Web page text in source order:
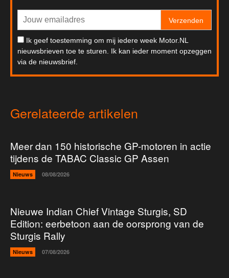
Verzenden
Ik geef toestemming om mij iedere week Motor.NL
nieuwsbrieven toe te sturen. Ik kan ieder moment opzeggen
via de nieuwsbrief.
Gerelateerde artikelen
Meer dan 150 historische GP-motoren in actie
tijdens de TABAC Classic GP Assen
Nieuws 08/08/2026
Nieuwe Indian Chief Vintage Sturgis, SD
Edition: eerbetoon aan de oorsprong van de
Sturgis Rally
Nieuws 07/08/2026